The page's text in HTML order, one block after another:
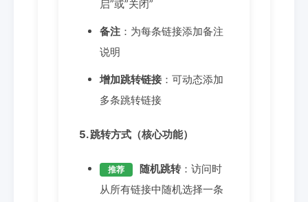
启”或”关闭”
备注 ：为每条链接添加备注
说明
增加跳转链接 ：可动态添加
多条跳转链接
5. 跳转方式（核心功能）
推荐 随机跳转：访问时
从所有链接中随机选择一条